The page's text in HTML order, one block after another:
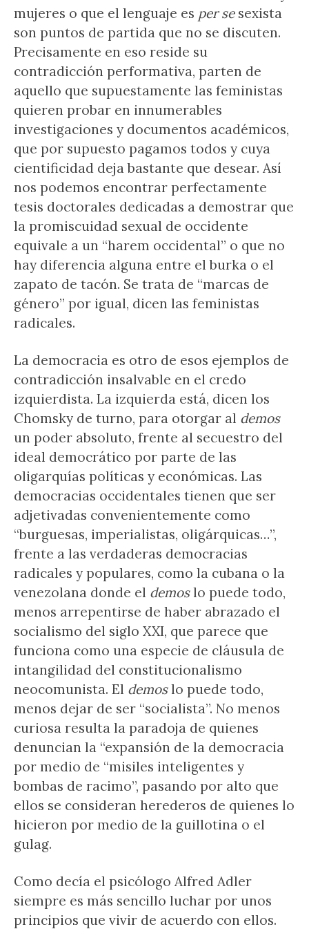
mujeres o que el lenguaje es per se sexista
son puntos de partida que no se discuten.
Precisamente en eso reside su
contradicción performativa, parten de
aquello que supuestamente las feministas
quieren probar en innumerables
investigaciones y documentos académicos,
que por supuesto pagamos todos y cuya
cientificidad deja bastante que desear. Así
nos podemos encontrar perfectamente
tesis doctorales dedicadas a demostrar que
la promiscuidad sexual de occidente
equivale a un “harem occidental” o que no
hay diferencia alguna entre el burka o el
zapato de tacón. Se trata de “marcas de
género” por igual, dicen las feministas
radicales.
La democracia es otro de esos ejemplos de
contradicción insalvable en el credo
izquierdista. La izquierda está, dicen los
Chomsky de turno, para otorgar al demos
un poder absoluto, frente al secuestro del
ideal democrático por parte de las
oligarquías políticas y económicas. Las
democracias occidentales tienen que ser
adjetivadas convenientemente como
“burguesas, imperialistas, oligárquicas…”,
frente a las verdaderas democracias
radicales y populares, como la cubana o la
venezolana donde el demoslo puede todo,
menos arrepentirse de haber abrazado el
socialismo del siglo XXI, que parece que
funciona como una especie de cláusula de
intangilidad del constitucionalismo
neocomunista. El demoslo puede todo,
menos dejar de ser “socialista”. No menos
curiosa resulta la paradoja de quienes
denuncian la “expansión de la democracia
por medio de “misiles inteligentes y
bombas de racimo”, pasando por alto que
ellos se consideran herederos de quienes lo
hicieron por medio de la guillotina o el
gulag.
Como decía el psicólogo Alfred Adler
siempre es más sencillo luchar por unos
principios que vivir de acuerdo con ellos.